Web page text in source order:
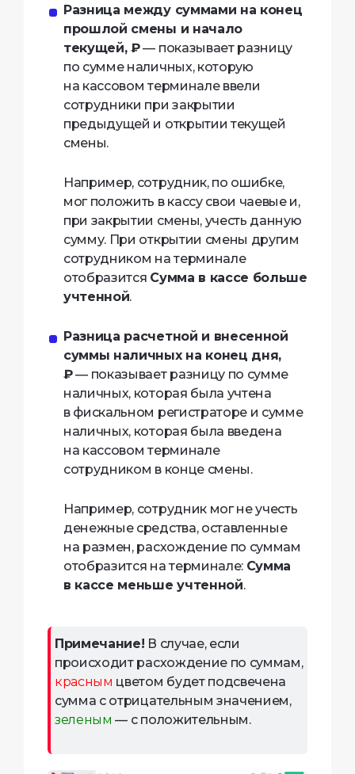
Разница между суммами на конец
прошлой смены и начало
текущей, ₽— показывает разницу
по сумме наличных, которую
на кассовом терминале ввели
сотрудники при закрытии
предыдущей и открытии текущей
смены.
Например, сотрудник, по ошибке,
мог положить в кассу свои чаевые и,
при закрытии смены, учесть данную
сумму. При открытии смены другим
сотрудником на терминале
отобразится Сумма в кассе больше
учтенной.
Разница расчетной и внесенной
суммы наличных на конец дня,
₽— показывает разницу по сумме
наличных, которая была учтена
в фискальном регистраторе и сумме
наличных, которая была введена
на кассовом терминале
сотрудником в конце смены.
Например, сотрудник мог не учесть
денежные средства, оставленные
на размен, расхождение по суммам
отобразится на терминале: Сумма
в кассе меньше учтенной.
Примечание! В случае, если
происходит расхождение по суммам,
красным цветом будет подсвечена
сумма с отрицательным значением,
зеленым — с положительным.